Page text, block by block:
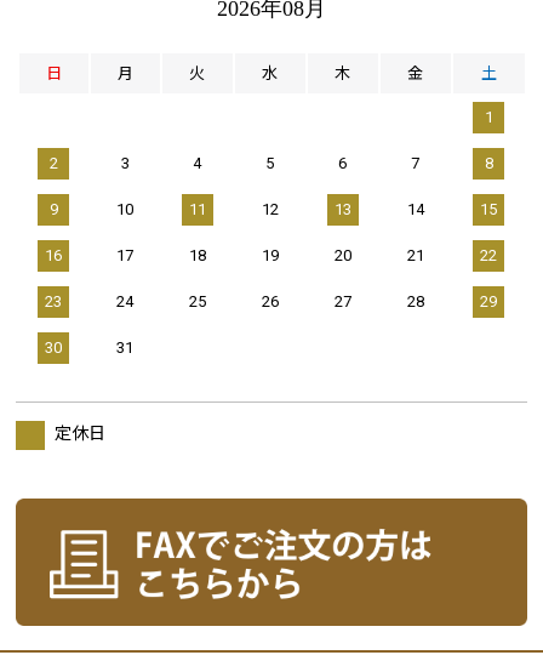
2026年08月
日 月 火 水 木 金 土
1
2 3 4 5 6 7 8
9 10 11 12 13 14 15
16 17 18 19 20 21 22
23 24 25 26 27 28 29
30 31
定休日